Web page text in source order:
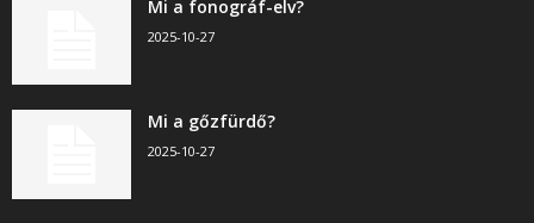
Mi a fonográf-elv?
2025-10-27
Mi a gőzfürdő?
2025-10-27